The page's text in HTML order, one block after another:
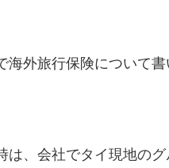
海外旅行保険について書
は、会社でタイ現地の